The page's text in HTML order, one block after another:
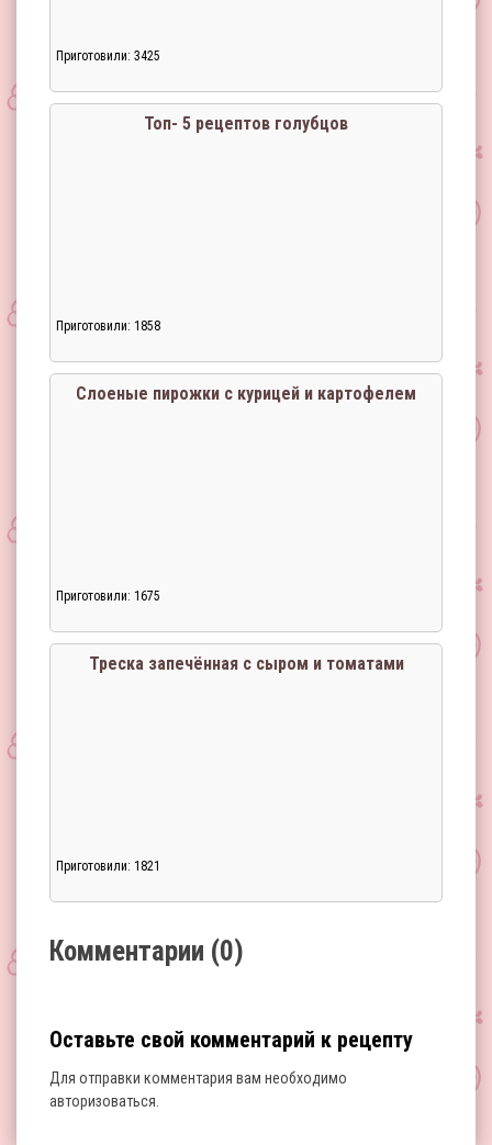
Приготовили: 3425
Топ- 5 рецептов голубцов
Приготовили: 1858
Слоеные пирожки с курицей и картофелем
Приготовили: 1675
Треска запечённая с сыром и томатами
Приготовили: 1821
Комментарии (0)
Оставьте свой комментарий к рецепту
Для отправки комментария вам необходимо
авторизоваться